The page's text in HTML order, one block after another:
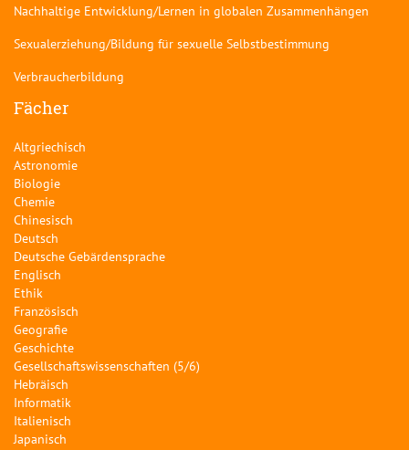
Nachhaltige Entwicklung/Lernen in globalen Zusammenhängen
Sexualerziehung/Bildung für sexuelle Selbstbestimmung
Verbraucherbildung
Fächer
Altgriechisch
Astronomie
Biologie
Chemie
Chinesisch
Deutsch
Deutsche Gebärdensprache
Englisch
Ethik
Französisch
Geografie
Geschichte
Gesellschaftswissenschaften (5/6)
Hebräisch
Informatik
Italienisch
Japanisch